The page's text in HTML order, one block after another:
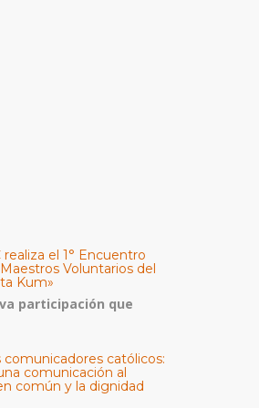
realiza el 1° Encuentro
Voluntarios del
Kum»
participación que
comunicadores católicos:
comunicación al
común y la dignidad